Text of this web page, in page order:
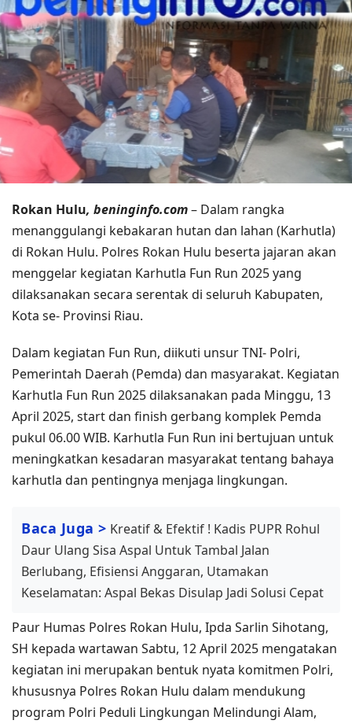
Rokan Hulu, beninginfo.com– Dalam rangka
menanggulangi kebakaran hutan dan lahan (Karhutla)
di Rokan Hulu. Polres Rokan Hulu beserta jajaran akan
menggelar kegiatan Karhutla Fun Run 2025 yang
dilaksanakan secara serentak di seluruh Kabupaten,
Kota se- Provinsi Riau.
Dalam kegiatan Fun Run, diikuti unsur TNI- Polri,
Pemerintah Daerah (Pemda) dan masyarakat. Kegiatan
Karhutla Fun Run 2025 dilaksanakan pada Minggu, 13
April 2025, start dan finish gerbang komplek Pemda
pukul 06.00 WIB. Karhutla Fun Run ini bertujuan untuk
meningkatkan kesadaran masyarakat tentang bahaya
karhutla dan pentingnya menjaga lingkungan.
Baca Juga > Kreatif & Efektif ! Kadis PUPR Rohul
Daur Ulang Sisa Aspal Untuk Tambal Jalan
Berlubang, Efisiensi Anggaran, Utamakan
Keselamatan: Aspal Bekas Disulap Jadi Solusi Cepat
Paur Humas Polres Rokan Hulu, Ipda Sarlin Sihotang,
SH kepada wartawan Sabtu, 12 April 2025 mengatakan
kegiatan ini merupakan bentuk nyata komitmen Polri,
khususnya Polres Rokan Hulu dalam mendukung
program Polri Peduli Lingkungan Melindungi Alam,